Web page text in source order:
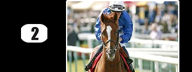
Posicionamiento: Prefiere correr de
manera prominente o liderando el pelotón
("run of the race"), aprovechando su
capacidad para establecer fracciones de
velocidad uniformes que desgastan a sus